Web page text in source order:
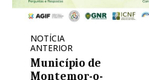
NOTÍCIA
ANTERIOR
Município de
Montemor-o-